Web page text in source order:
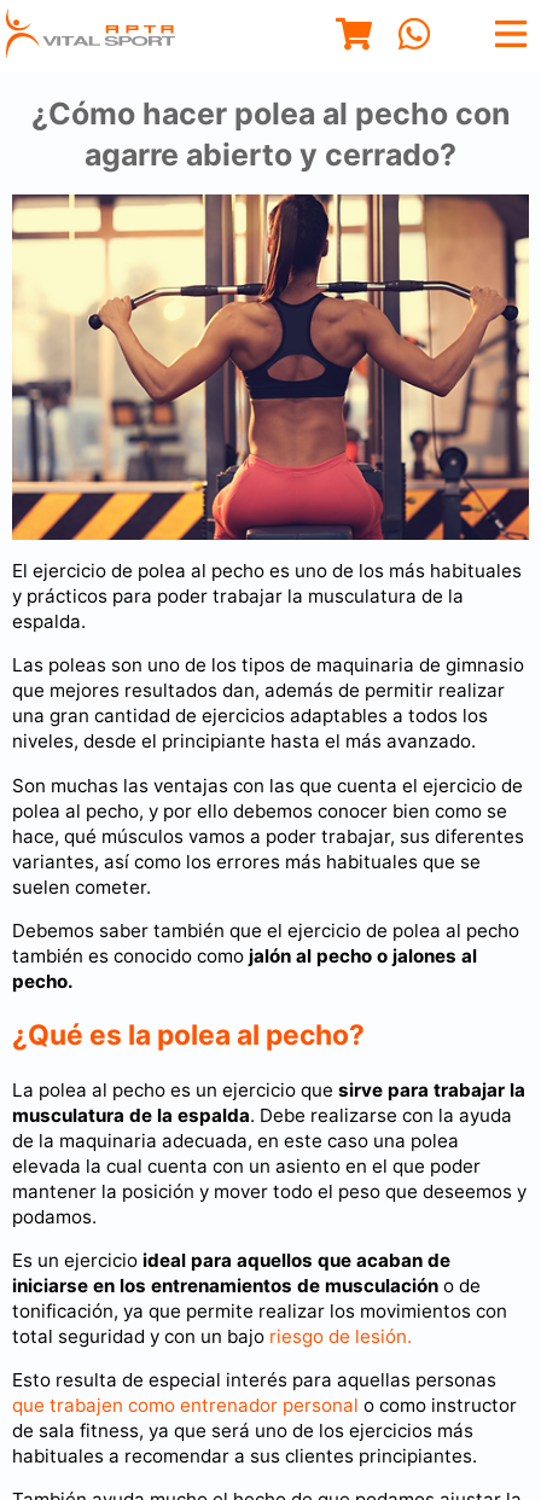
¿Cómo hacer polea al pecho con
agarre abierto y cerrado?
El ejercicio de polea al pecho es uno de los más habituales
y prácticos para poder trabajar la musculatura de la
espalda.
Las poleas son uno de los tipos de maquinaria de gimnasio
que mejores resultados dan, además de permitir realizar
una gran cantidad de ejercicios adaptables a todos los
niveles, desde el principiante hasta el más avanzado.
Son muchas las ventajas con las que cuenta el ejercicio de
polea al pecho, y por ello debemos conocer bien como se
hace, qué músculos vamos a poder trabajar, sus diferentes
variantes, así como los errores más habituales que se
suelen cometer.
Debemos saber también que el ejercicio de polea al pecho
también es conocido como jalón al pecho o jalones al
pecho.
¿Qué es la polea al pecho?
La polea al pecho es un ejercicio que sirve para trabajar la
musculatura de la espalda. Debe realizarse con la ayuda
de la maquinaria adecuada, en este caso una polea
elevada la cual cuenta con un asiento en el que poder
mantener la posición y mover todo el peso que deseemos y
podamos.
Es un ejercicio ideal para aquellos que acaban de
iniciarse en los entrenamientos de musculación o de
tonificación, ya que permite realizar los movimientos con
total seguridad y con un bajo riesgo de lesión.
Esto resulta de especial interés para aquellas personas
que trabajen como entrenador personal o como instructor
de sala fitness, ya que será uno de los ejercicios más
habituales a recomendar a sus clientes principiantes.